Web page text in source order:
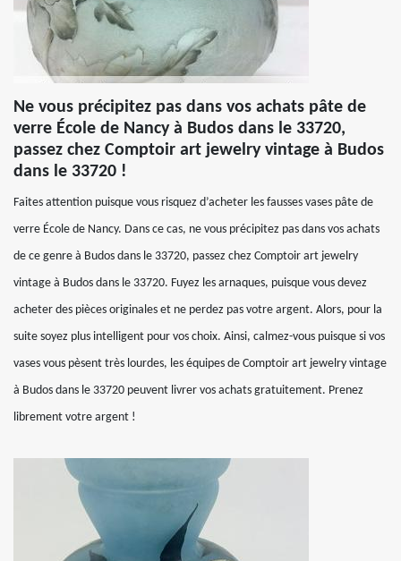
Ne vous précipitez pas dans vos achats pâte de
verre École de Nancy à Budos dans le 33720,
passez chez Comptoir art jewelry vintage à Budos
dans le 33720 !
Faites attention puisque vous risquez d’acheter les fausses vases pâte de
verre École de Nancy. Dans ce cas, ne vous précipitez pas dans vos achats
de ce genre à Budos dans le 33720, passez chez Comptoir art jewelry
vintage à Budos dans le 33720. Fuyez les arnaques, puisque vous devez
acheter des pièces originales et ne perdez pas votre argent. Alors, pour la
suite soyez plus intelligent pour vos choix. Ainsi, calmez-vous puisque si vos
vases vous pèsent très lourdes, les équipes de Comptoir art jewelry vintage
à Budos dans le 33720 peuvent livrer vos achats gratuitement. Prenez
librement votre argent !